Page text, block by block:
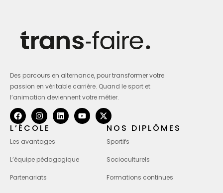
Des parcours en alternance, pour transformer votre
passion en véritable carrière. Quand le sport et
l’animation deviennent votre métier.
L’ÉCOLE
Les avantages
L’équipe pédagogique
Partenariats
NOS DIPLÔMES
Sportifs
Socioculturels
Formations continues